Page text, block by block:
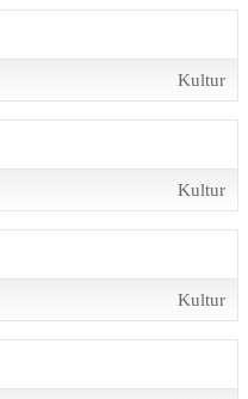
Kultur
Kultur
Kultur